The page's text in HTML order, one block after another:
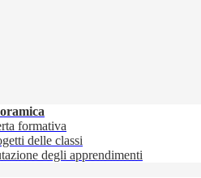
formativa
delle classi
degli apprendimenti